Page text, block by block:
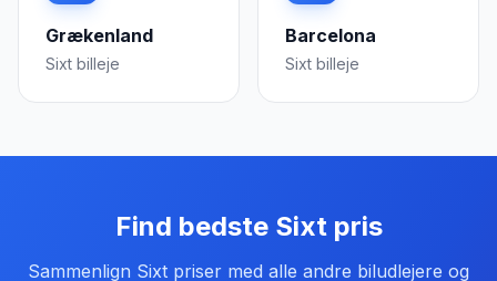
Grækenland
Sixt billeje
Barcelona
Sixt billeje
Find bedste Sixtpris
Sammenlign Sixt priser med alle andre biludlejere og